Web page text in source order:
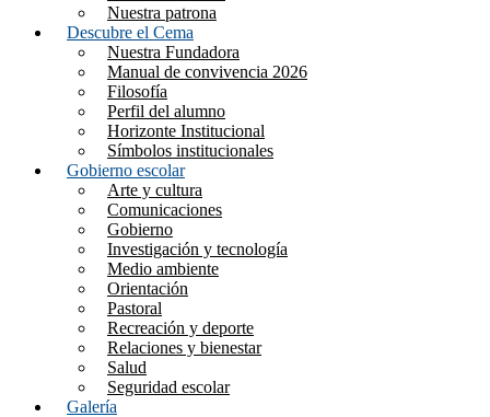
Nuestra patrona
Descubre el Cema
Nuestra Fundadora
Manual de convivencia 2026
Filosofía
Perfil del alumno
Horizonte Institucional
Símbolos institucionales
Gobierno escolar
Arte y cultura
Comunicaciones
Gobierno
Investigación y tecnología
Medio ambiente
Orientación
Pastoral
Recreación y deporte
Relaciones y bienestar
Salud
Seguridad escolar
Galería